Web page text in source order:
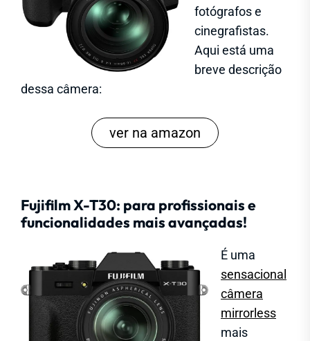
fotógrafos e
cinegrafistas.
Aqui está uma
breve descrição
dessa câmera:
ver na amazon
Fujifilm X-T30: para profissionais e
funcionalidades mais avançadas!
É uma
sensacional
câmera
mirrorless
mais